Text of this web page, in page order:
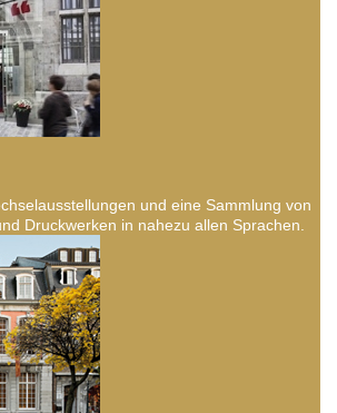
und eine Sammlung von
Druckwerken in nahezu allen Sprachen.